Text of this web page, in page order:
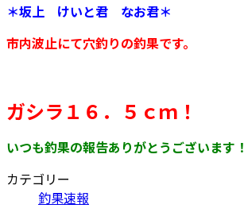
＊坂上 けいと君 なお君＊
市内波止にて穴釣りの釣果です。
ガシラ１６．５ｃｍ！
いつも釣果の報告ありがとうございます！
カテゴリー
釣果速報